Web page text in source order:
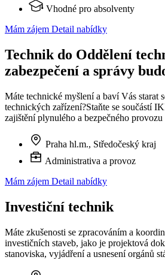
Vhodné pro absolventy
Mám zájem Detail nabídky
Technik do Oddělení
zabezpečení a správy
Máte technické myšlení a baví Vás starat
technických zařízení?Staňte se součástí
zajištění plynulého a bezpečného
Praha hl.m., Středočeský kraj
Administrativa a provoz
Mám zájem Detail nabídky
Investiční technik
Máte zkušenosti se zpracováním a
investičních staveb, jako je projektová
stanoviska, vyjádření a usnesení orgánů